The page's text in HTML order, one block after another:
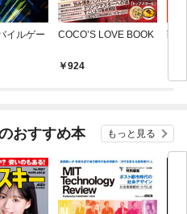
イルゲー
COCO’S LOVE BOOK
924
戦
おすすめ本 もっと見る